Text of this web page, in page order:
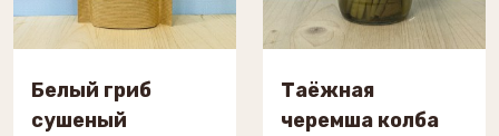
Белый гриб
сушеный
Таёжная
черемша колба